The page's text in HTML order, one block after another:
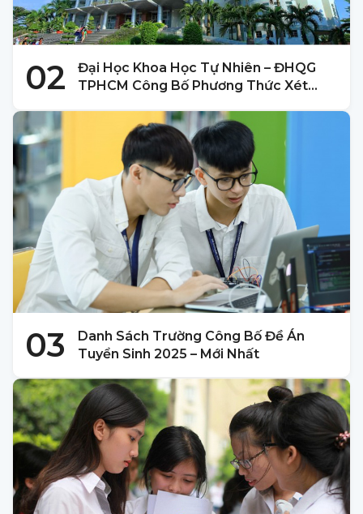
02
Đại Học Khoa Học Tự Nhiên – ĐHQG
TPHCM Công Bố Phương Thức Xét
03
Danh Sách Trường Công Bố Đề Án
Tuyển Sinh 2025 – Mới Nhất